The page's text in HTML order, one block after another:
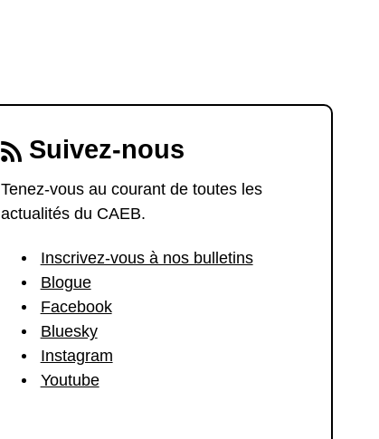
Suivez-nous
Tenez-vous au courant de toutes les
actualités du CAEB.
Inscrivez-vous à nos bulletins
Blogue
Facebook
Bluesky
Instagram
Youtube